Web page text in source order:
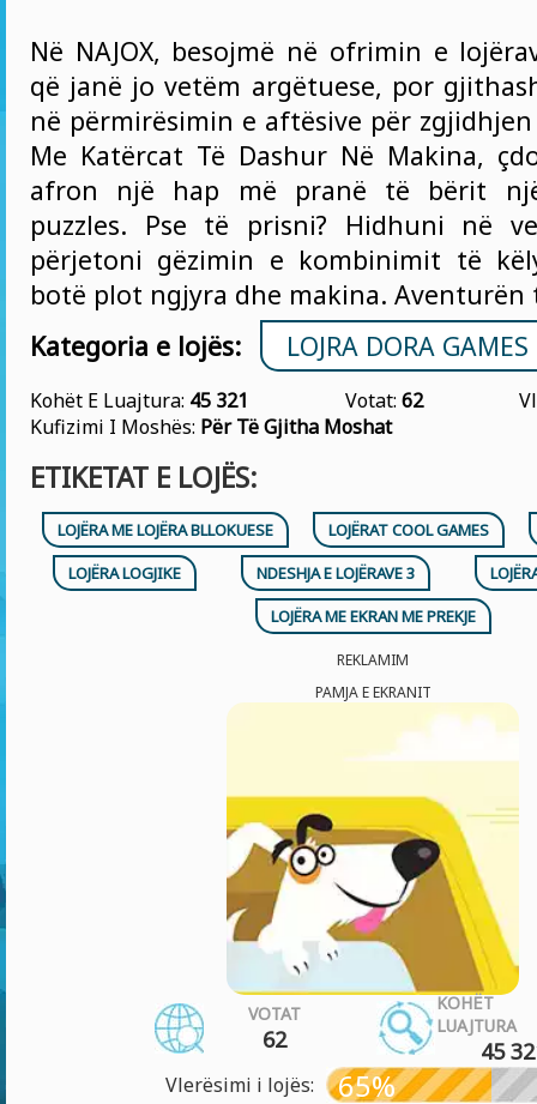
Në NAJOX, besojmë në ofrimin e
që janë jo vetëm argëtuese, por
në përmirësimin e aftësive për
Me Katërcat Të Dashur Në Makina,
afron një hap më pranë të bërit
puzzles. Pse të prisni? Hidhuni në
përjetoni gëzimin e kombinimit të
botë plot ngjyra dhe makina. Aventurën
Kategoria e lojës:
LOJRA DORA GAMES
Kohët E Luajtura: 45 321 Votat: 62
Kufizimi I Moshës: Për Të Gjitha Moshat
ETIKETAT E LOJËS:
LOJËRA ME LOJËRA BLLOKUESE
LOJËRAT COOL GAMES
LOJËRA LOGJIKE
NDESHJA E LOJËRAVE 3
LOJËRA ME EKRAN ME PREKJE
REKLAMIM
PAMJA E EKRANIT
VOTAT
62
LUAJTURA
45
Vlerësimi i lojës: 65%